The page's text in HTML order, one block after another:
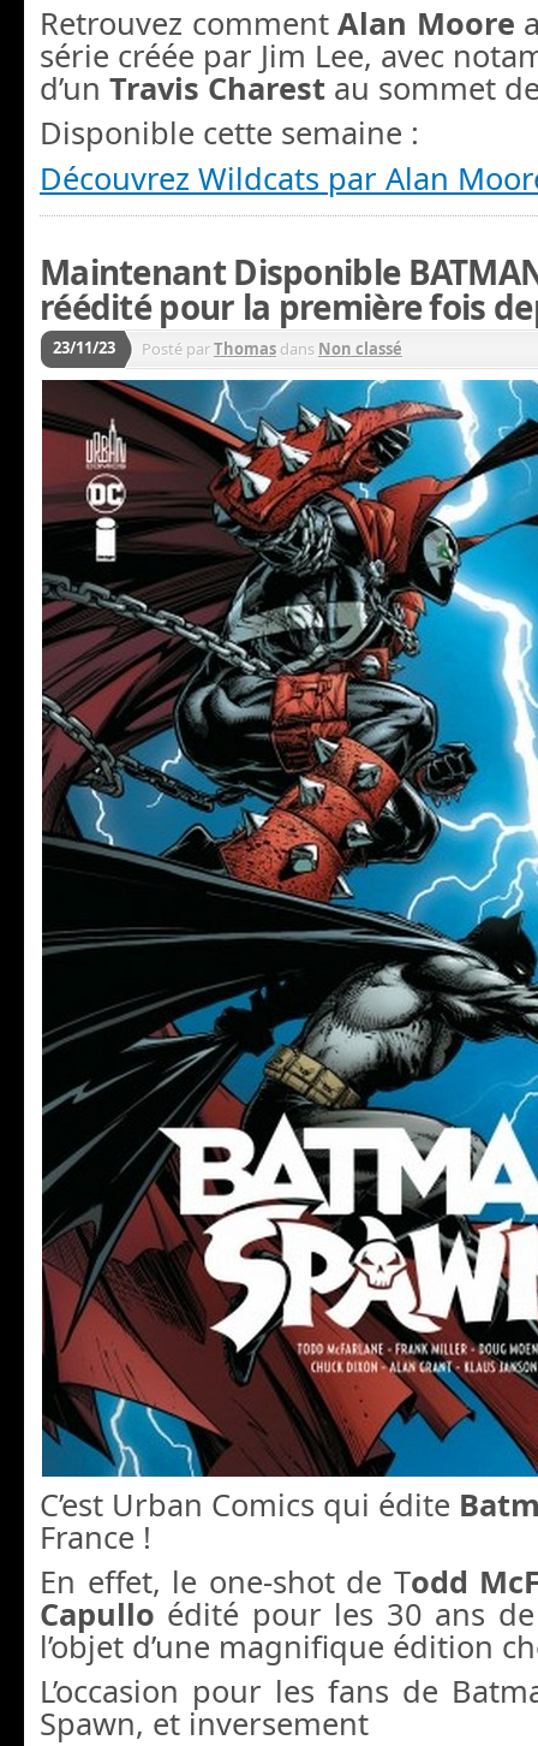
Retrouvez comment Alan Moore
série créée par Jim Lee, avec
d’un Travis Charest au sommet
Disponible cette semaine :
Découvrez Wildcats par Alan
Maintenant Disponible
réédité pour la première fois
23/11/23 Posté parThomas dans Non classé
C’est Urban Comics qui édite
France !
En effet, le one-shot de Todd
Capullo édité pour les 30 ans
l’objet d’une magnifique édition
L’occasion pour les fans de
Spawn, et inversement